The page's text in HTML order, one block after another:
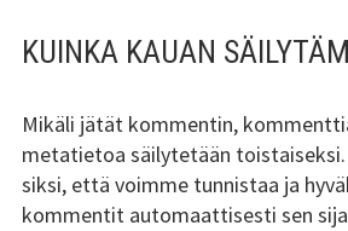
KUINKA KAUAN
Mikäli jätät kommentin,
metatietoa säilytetään
siksi, että voimme tunnistaa ja
kommentit automaattisesti sen